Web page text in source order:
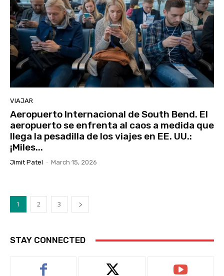
VIAJAR
Aeropuerto Internacional de South Bend. El
aeropuerto se enfrenta al caos a medida que
llega la pesadilla de los viajes en EE. UU.:
¡Miles...
Jimit Patel - March 15, 2026
1 2 3
STAY CONNECTED